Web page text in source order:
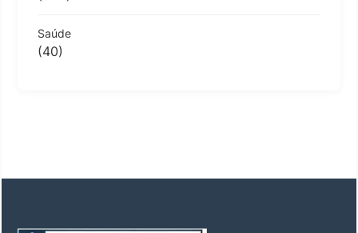
Saúde
(40)